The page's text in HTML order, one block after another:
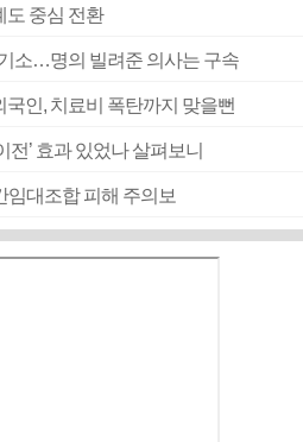
도 중심 전환
소…명의 빌려준 의사는 구속
인, 치료비 폭탄까지 맞을뻔
전’ 효과 있었나 살펴보니
대조합 피해 주의보